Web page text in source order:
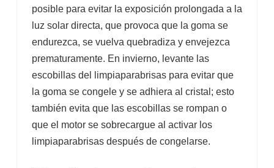
posible para evitar la exposición prolongada a la
luz solar directa, que provoca que la goma se
endurezca, se vuelva quebradiza y envejezca
prematuramente. En invierno, levante las
escobillas del limpiaparabrisas para evitar que
la goma se congele y se adhiera al cristal; esto
también evita que las escobillas se rompan o
que el motor se sobrecargue al activar los
limpiaparabrisas después de congelarse.